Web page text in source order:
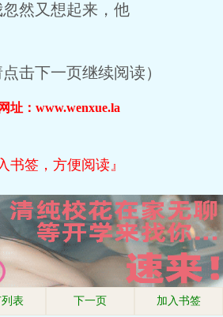
然又想起来，他
击下一页继续阅读）
址：www.wenxue.la
书签，方便阅读』
表 下一页 加入书签